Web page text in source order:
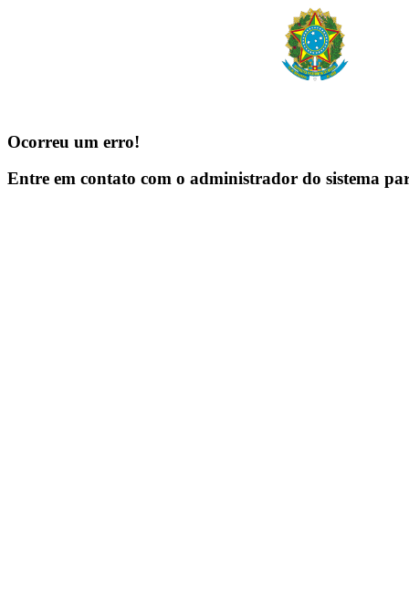
Ocorreu um erro!
Entre em contato com o administrador do sistema